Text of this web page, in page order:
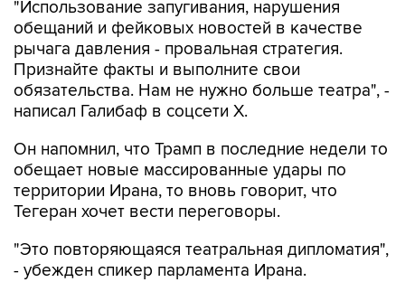
рычага давления - провальная стратегия.
Признайте факты и выполните свои
обязательства. Нам не нужно больше театра", -
написал Галибаф в соцсети X.
Он напомнил, что Трамп в последние недели то
территории Ирана, то вновь говорит, что
Тегеран хочет вести переговоры.
"Это повторяющаяся театральная дипломатия",
Американский президент в ночь на пятницу